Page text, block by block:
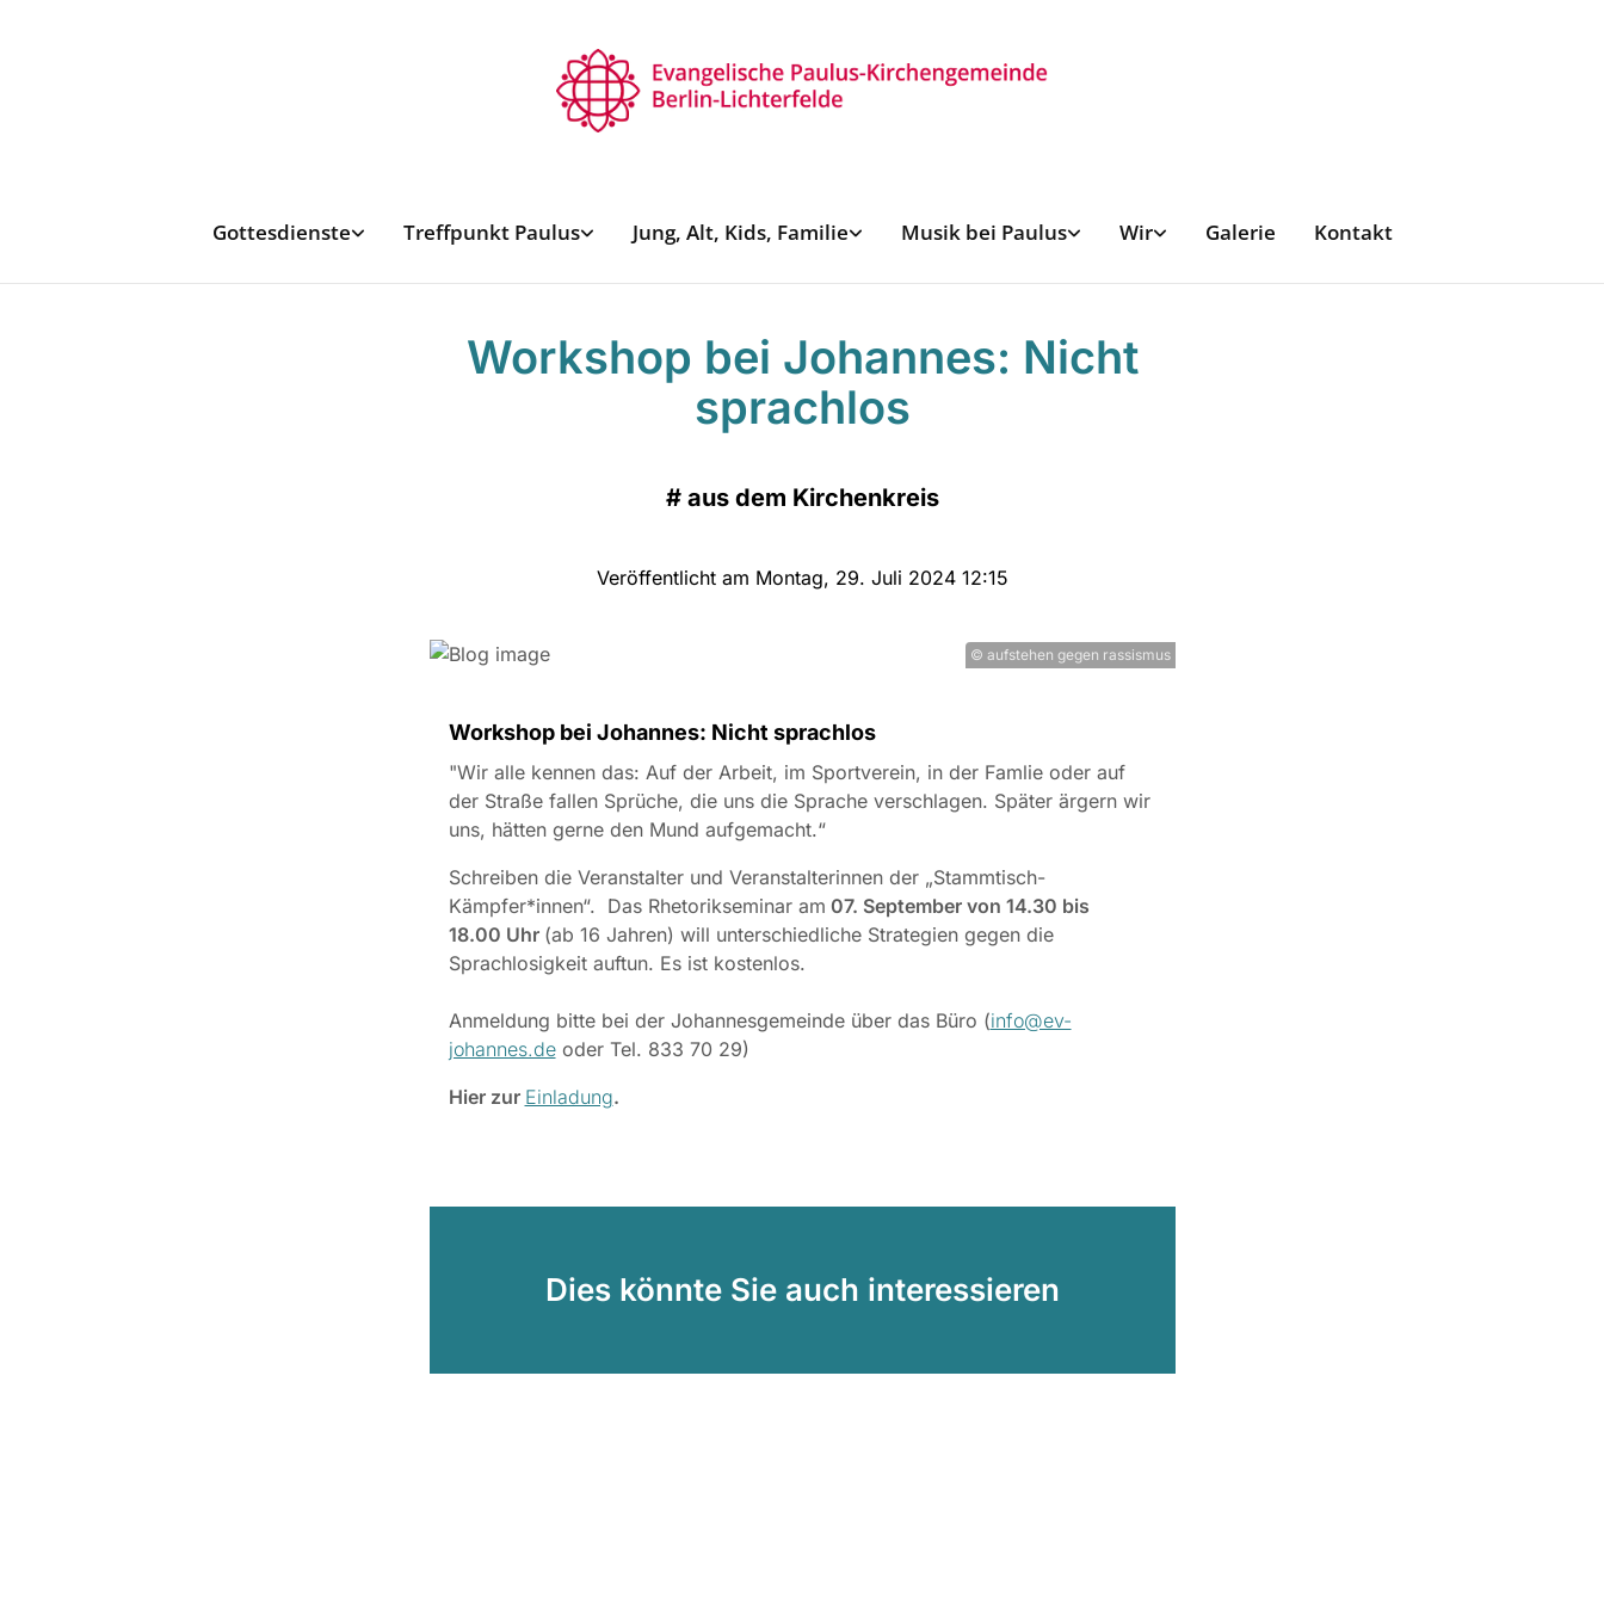
Gottesdienste Treffpunkt Paulus Jung, Alt, Kids, Familie Musik bei Paulus Wir Galerie Kontakt
Workshop bei Johannes: Nicht
sprachlos
# aus dem Kirchenkreis
Veröffentlicht am Montag, 29. Juli 2024 12:15
© aufstehen gegen rassismus
Workshop bei Johannes: Nicht sprachlos
"Wir alle kennen das: Auf der Arbeit, im Sportverein, in der Famlie oder auf
der Straße fallen Sprüche, die uns die Sprache verschlagen. Später ärgern wir
uns, hätten gerne den Mund aufgemacht.“
Schreiben die Veranstalter und Veranstalterinnen der „Stammtisch-
Kämpfer*innen“. Das Rhetorikseminar am 07. September von 14.30 bis
18.00 Uhr (ab 16 Jahren) will unterschiedliche Strategien gegen die
Sprachlosigkeit auftun. Es ist kostenlos.
Anmeldung bitte bei der Johannesgemeinde über das Büro (info@ev-
johannes.deoder Tel. 833 70 29)
Hier zur Einladung.
Dies könnte Sie auch interessieren